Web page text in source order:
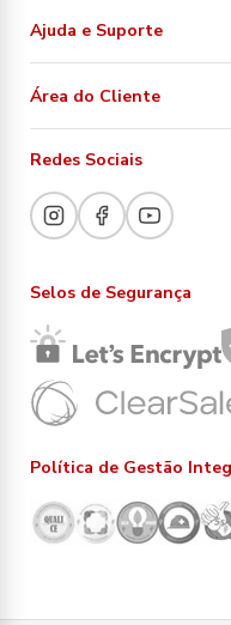
Ajuda e Suporte
Área do Cliente
Redes Sociais
Selos de Segurança
Política de Gestão